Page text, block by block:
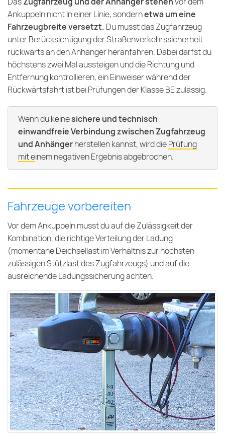
Ankuppeln nicht in einer Linie, sondernetwa um eine
Fahrzeugbreite versetzt. Du musst das Zugfahrzeug
unter Berücksichtigung der Straßenverkehrssicherheit
rückwärts an den Anhänger heranfahren. Dabei darfst du
höchstens zwei Mal aussteigen und die Richtung und
Entfernung kontrollieren, ein Einweiser während der
Rückwärtsfahrt ist bei Prüfungen der Klasse BE zulässig.
Wenn du keinesichere und technisch
einwandfreie Verbindung zwischen Zugfahrzeug
und Anhängerherstellen kannst, wird diePrüfung
mit einem negativen Ergebnis abgebrochen.
Fahrzeuge vorbereiten
Vor dem Ankuppeln musst du auf die Zulässigkeit der
Kombination, die richtige Verteilung der Ladung
(momentane Deichsellast im Verhältnis zur höchsten
zulässigen Stützlast des Zugfahrzeugs) und auf die
ausreichende Ladungssicherung achten.